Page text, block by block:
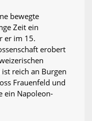
bewegte
Zeit ein
er im 15.
erobert
reich an Burgen
Frauenfeld und
ein Napoleon-